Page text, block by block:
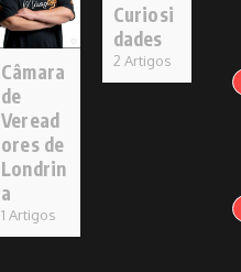
Câmara
de
Veread
ores de
Londrin
a
1 Artigos
Curiosi
dades
2 Artigos